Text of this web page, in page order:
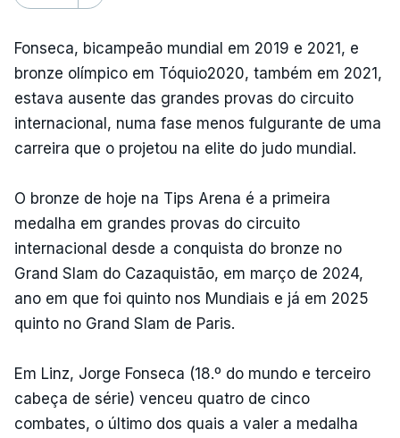
Fonseca, bicampeão mundial em 2019 e 2021, e
bronze olímpico em Tóquio2020, também em 2021,
estava ausente das grandes provas do circuito
internacional, numa fase menos fulgurante de uma
carreira que o projetou na elite do judo mundial.
O bronze de hoje na Tips Arena é a primeira
medalha em grandes provas do circuito
internacional desde a conquista do bronze no
Grand Slam do Cazaquistão, em março de 2024,
ano em que foi quinto nos Mundiais e já em 2025
quinto no Grand Slam de Paris.
Em Linz, Jorge Fonseca (18.º do mundo e terceiro
cabeça de série) venceu quatro de cinco
combates, o último dos quais a valer a medalha